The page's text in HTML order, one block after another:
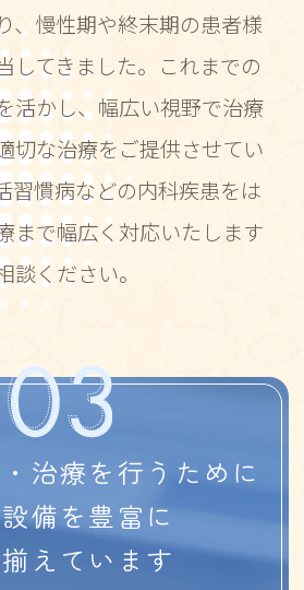
、慢性期や終末期の患者様
してきました。これまでの
活かし、幅広い視野で治療
切な治療をご提供させてい
習慣病などの内科疾患をは
まで幅広く対応いたします
談ください。
治療を行うために
備を豊富に
えています